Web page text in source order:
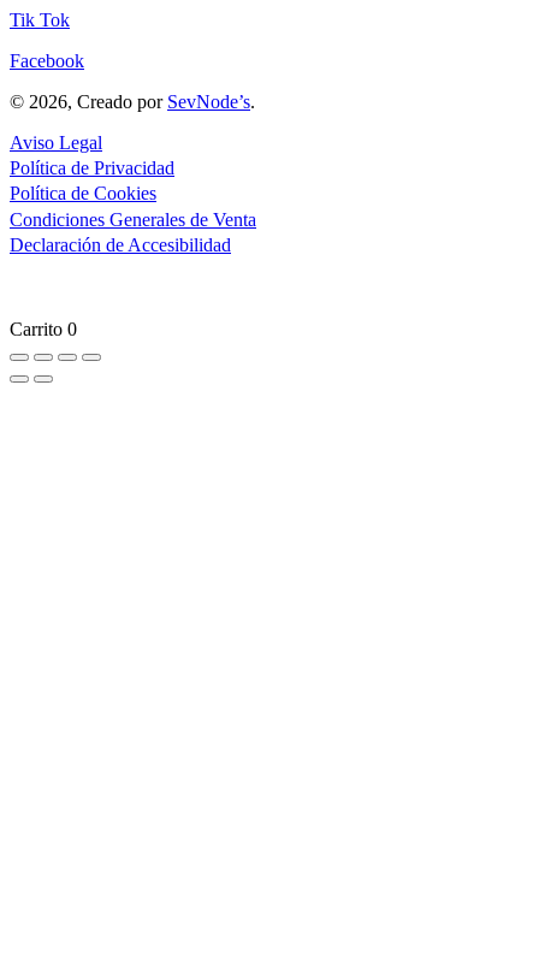
Tik Tok
Facebook
© 2026, Creado por SevNode’s.
Aviso Legal
Política de Privacidad
Política de Cookies
Condiciones Generales de Venta
Declaración de Accesibilidad
Carrito 0